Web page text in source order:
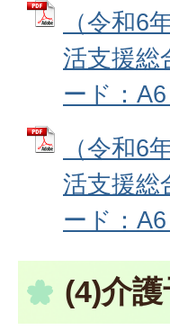
（令和6
活支援総
ード：
（令和6
活支援総
ード：
(4)介